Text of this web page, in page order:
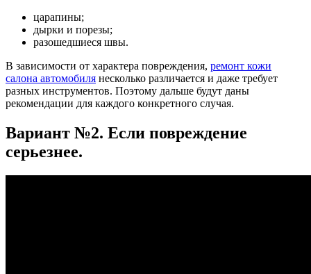
царапины;
дырки и порезы;
разошедшиеся швы.
В зависимости от характера повреждения, ремонт кожи
салона автомобиля несколько различается и даже требует
разных инструментов. Поэтому дальше будут даны
рекомендации для каждого конкретного случая.
Вариант №2. Если повреждение
серьезнее.